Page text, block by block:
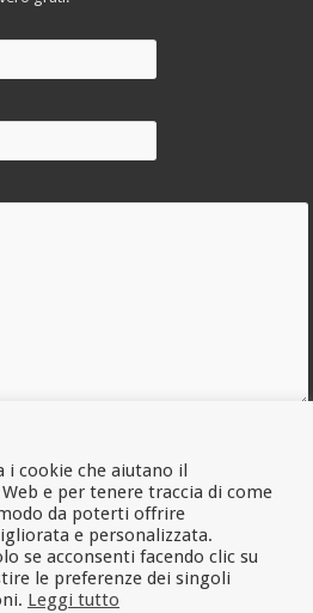
i cookie che aiutano il
e per tenere traccia di come
da poterti offrire
e personalizzata.
se acconsenti facendo clic su
le preferenze dei singoli
Leggi tutto